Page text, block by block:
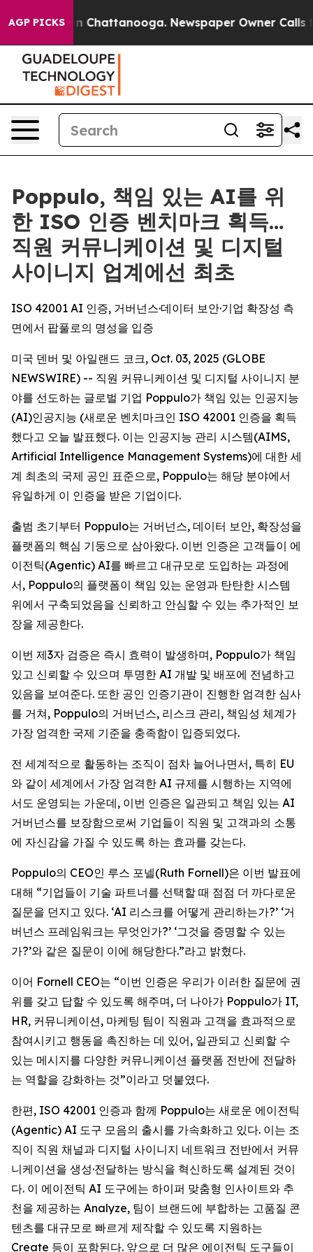
AGP PICKS
Chaos in Chattanooga. Newspaper Owner Calls
Poppulo, 책임 있는 AI를 위
한 ISO 인증 벤치마크 획득…
직원 커뮤니케이션 및 디지털
사이니지 업계에선 최초
ISO 42001 AI 인증, 거버넌스·데이터 보안·기업 확장성 측
면에서 팝풀로의 명성을 입증
미국 덴버 및 아일랜드 코크, Oct. 03, 2025 (GLOBE
NEWSWIRE) -- 직원 커뮤니케이션 및 디지털 사이니지 분
야를 선도하는 글로벌 기업 Poppulo가 책임 있는 인공지능
(AI)인공지능 (새로운 벤치마크인 ISO 42001 인증을 획득
했다고 오늘 발표했다. 이는 인공지능 관리 시스템(AIMS,
Artificial Intelligence Management Systems)에 대한 세
계 최초의 국제 공인 표준으로, Poppulo는 해당 분야에서
유일하게 이 인증을 받은 기업이다.
출범 초기부터 Poppulo는 거버넌스, 데이터 보안, 확장성을
플랫폼의 핵심 기둥으로 삼아왔다. 이번 인증은 고객들이 에
이전틱(Agentic) AI를 빠르고 대규모로 도입하는 과정에
서, Poppulo의 플랫폼이 책임 있는 운영과 탄탄한 시스템
위에서 구축되었음을 신뢰하고 안심할 수 있는 추가적인 보
장을 제공한다.
이번 제3자 검증은 즉시 효력이 발생하며, Poppulo가 책임
있고 신뢰할 수 있으며 투명한 AI 개발 및 배포에 전념하고
있음을 보여준다. 또한 공인 인증기관이 진행한 엄격한 심사
를 거쳐, Poppulo의 거버넌스, 리스크 관리, 책임성 체계가
가장 엄격한 국제 기준을 충족함이 입증되었다.
전 세계적으로 활동하는 조직이 점차 늘어나면서, 특히 EU
와 같이 세계에서 가장 엄격한 AI 규제를 시행하는 지역에
서도 운영되는 가운데, 이번 인증은 일관되고 책임 있는 AI
거버넌스를 보장함으로써 기업들이 직원 및 고객과의 소통
에 자신감을 가질 수 있도록 하는 효과를 갖는다.
Poppulo의 CEO인 루스 포넬(Ruth Fornell)은 이번 발표에
대해 “기업들이 기술 파트너를 선택할 때 점점 더 까다로운
질문을 던지고 있다. ‘AI 리스크를 어떻게 관리하는가?’ ‘거
버넌스 프레임워크는 무엇인가?’ ‘그것을 증명할 수 있는
가?’와 같은 질문이 이에 해당한다.”라고 밝혔다.
이어 Fornell CEO는 “이번 인증은 우리가 이러한 질문에 권
위를 갖고 답할 수 있도록 해주며, 더 나아가 Poppulo가 IT,
HR, 커뮤니케이션, 마케팅 팀이 직원과 고객을 효과적으로
참여시키고 행동을 촉진하는 데 있어, 일관되고 신뢰할 수
있는 메시지를 다양한 커뮤니케이션 플랫폼 전반에 전달하
는 역할을 강화하는 것”이라고 덧붙였다.
한편, ISO 42001 인증과 함께 Poppulo는 새로운 에이전틱
(Agentic) AI 도구 모음의 출시를 가속화하고 있다. 이는 조
직이 직원 채널과 디지털 사이니지 네트워크 전반에서 커뮤
니케이션을 생성·전달하는 방식을 혁신하도록 설계된 것이
다. 이 에이전틱 AI 도구에는 하이퍼 맞춤형 인사이트와 추
천을 제공하는 Analyze, 팀이 브랜드에 부합하는 고품질 콘
텐츠를 대규모로 빠르게 제작할 수 있도록 지원하는
Create 등이 포함된다. 앞으로 더 많은 에이전틱 도구들이